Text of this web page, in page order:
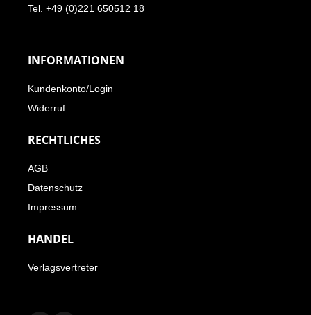
Tel. +49 (0)221 650512 18
INFORMATIONEN
Kundenkonto/Login
Widerruf
RECHTLICHES
AGB
Datenschutz
Impressum
HANDEL
Verlagsvertreter